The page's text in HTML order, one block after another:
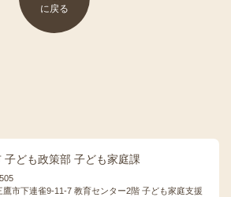
に戻る
子ども政策部 子ども家庭課
鷹市下連雀9-11-7 教育センター2階 子ども家庭支援